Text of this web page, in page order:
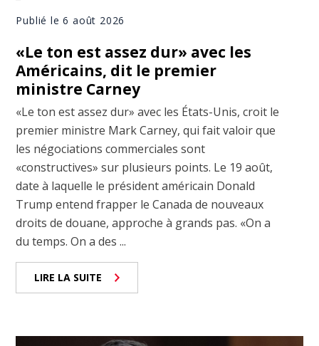
Publié le 6 août 2026
«Le ton est assez dur» avec les
Américains, dit le premier
ministre Carney
«Le ton est assez dur» avec les États-Unis, croit le
premier ministre Mark Carney, qui fait valoir que
les négociations commerciales sont
«constructives» sur plusieurs points. Le 19 août,
date à laquelle le président américain Donald
Trump entend frapper le Canada de nouveaux
droits de douane, approche à grands pas. «On a
du temps. On a des ...
LIRE LA SUITE